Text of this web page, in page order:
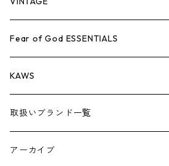
小物
コラボレーション
×THE NORTH FACE
×COMME des GARCONS
シーズンアイテム
26SS
BOX LOGOアイテム
シューズ
小物
バッグ
シューズ
小物
キャップ・ハット
バッグ
シューズ
小物
パンツ
キャップ・ハット
バッグ
シューズ
ジャケット
パンツ
キャップ
バッグ
シャツ
ジャケット
パンツ
キャップ・ハット
スウェット/ニット
シャツ
ジャケット
パンツ
AIR JORDAN 1
AIR JORDAN 3
アパレル・小物
Tシャツ
ロンTEE
スウェット/ニット
ジャケット
Fear of God ESSENTIALS
Tシャツ
ロンTEE
スウェット/ニット
KAWS
アパレル
小物
取扱いブランド一覧
A
アーカイブ